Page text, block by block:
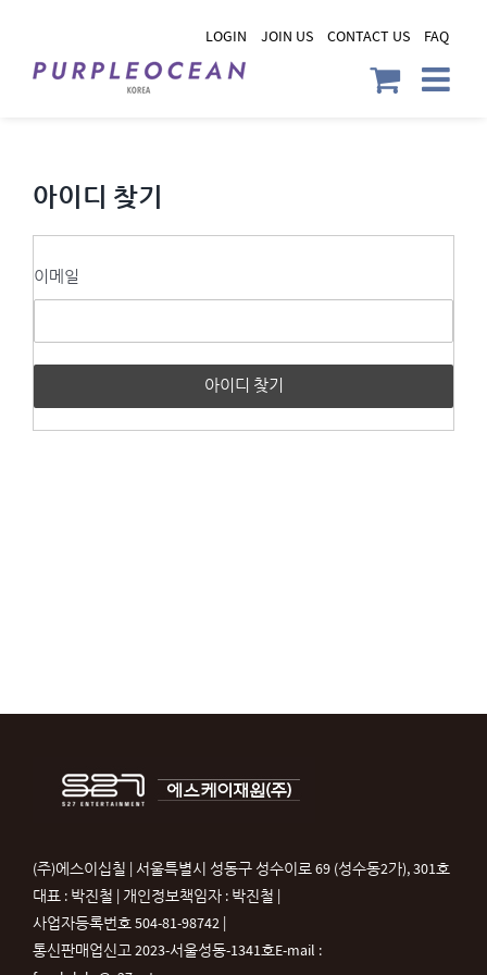
content
LOGIN JOIN US CONTACT US FAQ
아이디 찾기
이메일
(주)에스이십칠 | 서울특별시 성동구 성수이로 69 (성수동2가), 301호
대표 : 박진철 | 개인정보책임자 : 박진철 |
사업자등록번호 504-81-98742 |
통신판매업신고 2023-서울성동-1341호E-mail :